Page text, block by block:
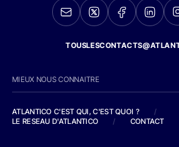
MIEUX NOUS CONNAITRE
ATLANTICO C'EST QUI, C'EST QUOI ?
/
LE RESEAU D'ATLANTICO
/ CONTACT